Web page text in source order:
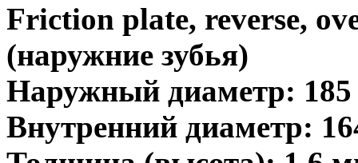
Friction plate, reverse,
(наружние зубья)
Наружный диаметр:
Внутренний диаметр: